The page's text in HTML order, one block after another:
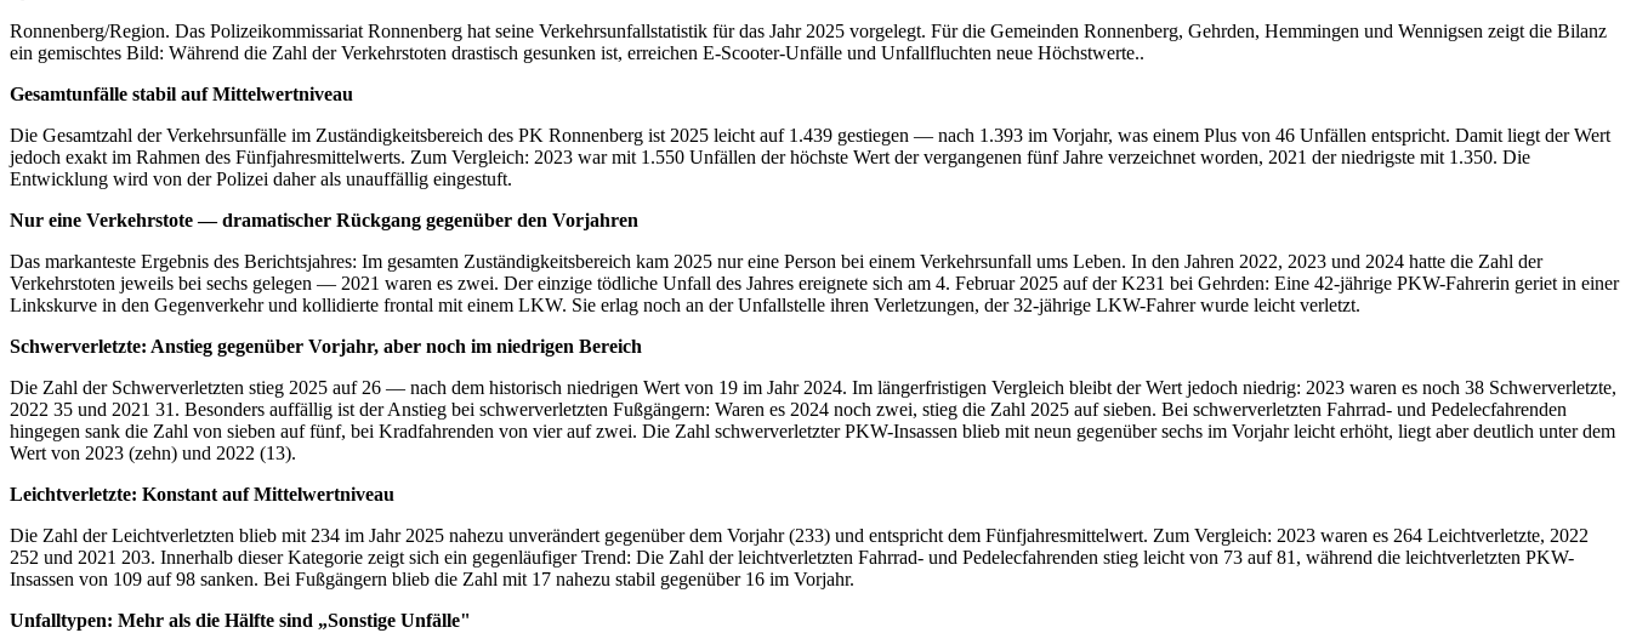
Ronnenberg/Region. Das Polizeikommissariat Ronnenberg hat seine Verkehrsunfallstatistik für das Jahr 2025 vorgelegt. Für die Gemeinden Ronnenberg, Gehrden, Hemmingen und Wennigsen zeigt die Bilanz
ein gemischtes Bild: Während die Zahl der Verkehrstoten drastisch gesunken ist, erreichen E-Scooter-Unfälle und Unfallfluchten neue Höchstwerte..
Gesamtunfälle stabil auf Mittelwertniveau
Die Gesamtzahl der Verkehrsunfälle im Zuständigkeitsbereich des PK Ronnenberg ist 2025 leicht auf 1.439 gestiegen — nach 1.393 im Vorjahr, was einem Plus von 46 Unfällen entspricht. Damit liegt der Wert
jedoch exakt im Rahmen des Fünfjahresmittelwerts. Zum Vergleich: 2023 war mit 1.550 Unfällen der höchste Wert der vergangenen fünf Jahre verzeichnet worden, 2021 der niedrigste mit 1.350. Die
Entwicklung wird von der Polizei daher als unauffällig eingestuft.
Nur eine Verkehrstote — dramatischer Rückgang gegenüber den Vorjahren
Das markanteste Ergebnis des Berichtsjahres: Im gesamten Zuständigkeitsbereich kam 2025 nur eine Person bei einem Verkehrsunfall ums Leben. In den Jahren 2022, 2023 und 2024 hatte die Zahl der
Verkehrstoten jeweils bei sechs gelegen — 2021 waren es zwei. Der einzige tödliche Unfall des Jahres ereignete sich am 4. Februar 2025 auf der K231 bei Gehrden: Eine 42-jährige PKW-Fahrerin geriet in einer
Linkskurve in den Gegenverkehr und kollidierte frontal mit einem LKW. Sie erlag noch an der Unfallstelle ihren Verletzungen, der 32-jährige LKW-Fahrer wurde leicht verletzt.
Schwerverletzte: Anstieg gegenüber Vorjahr, aber noch im niedrigen Bereich
Die Zahl der Schwerverletzten stieg 2025 auf 26 — nach dem historisch niedrigen Wert von 19 im Jahr 2024. Im längerfristigen Vergleich bleibt der Wert jedoch niedrig: 2023 waren es noch 38 Schwerverletzte,
2022 35 und 2021 31. Besonders auffällig ist der Anstieg bei schwerverletzten Fußgängern: Waren es 2024 noch zwei, stieg die Zahl 2025 auf sieben. Bei schwerverletzten Fahrrad- und Pedelecfahrenden
hingegen sank die Zahl von sieben auf fünf, bei Kradfahrenden von vier auf zwei. Die Zahl schwerverletzter PKW-Insassen blieb mit neun gegenüber sechs im Vorjahr leicht erhöht, liegt aber deutlich unter dem
Wert von 2023 (zehn) und 2022 (13).
Leichtverletzte: Konstant auf Mittelwertniveau
Die Zahl der Leichtverletzten blieb mit 234 im Jahr 2025 nahezu unverändert gegenüber dem Vorjahr (233) und entspricht dem Fünfjahresmittelwert. Zum Vergleich: 2023 waren es 264 Leichtverletzte, 2022
252 und 2021 203. Innerhalb dieser Kategorie zeigt sich ein gegenläufiger Trend: Die Zahl der leichtverletzten Fahrrad- und Pedelecfahrenden stieg leicht von 73 auf 81, während die leichtverletzten PKW-
Insassen von 109 auf 98 sanken. Bei Fußgängern blieb die Zahl mit 17 nahezu stabil gegenüber 16 im Vorjahr.
Unfalltypen: Mehr als die Hälfte sind „Sonstige Unfälle"